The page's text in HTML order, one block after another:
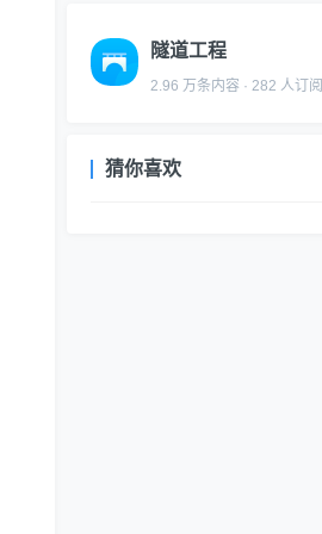
隧道工程
2.96 万条内容 · 282 人订阅
猜你喜欢